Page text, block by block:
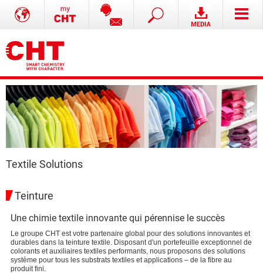
Textile Solutions
Teinture
Une chimie textile innovante qui pérennise le succès
Le groupe CHT est votre partenaire global pour des solutions innovantes et
durables dans la teinture textile. Disposant d'un portefeuille exceptionnel de
colorants et auxiliaires textiles performants, nous proposons des solutions
système pour tous les substrats textiles et applications – de la fibre au
produit fini.